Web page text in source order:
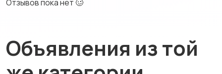
Отзывов пока нет 🥴
Объявления из той